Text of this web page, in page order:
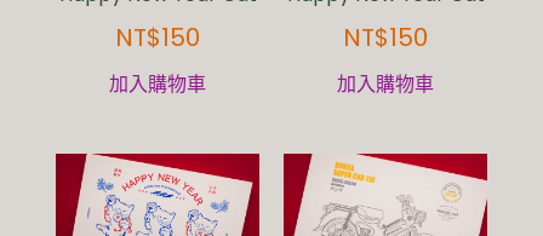
NT$150
加入購物車
NT$150
加入購物車